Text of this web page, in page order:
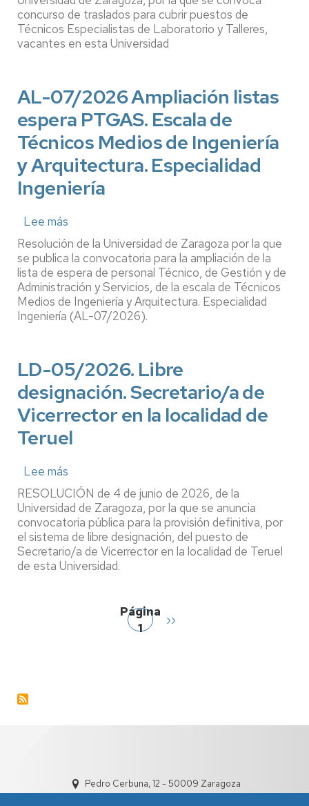
Concurso
de
traslados
de
Laboratorio
y
Talleres
concurso de traslados para cubrir puestos de
Técnicos Especialistas de Laboratorio y Talleres,
vacantes en esta Universidad
AL-07/2026 Ampliación listas
espera PTGAS. Escala de
Técnicos Medios de Ingeniería
y Arquitectura. Especialidad
Ingeniería
Lee más
AL-
07/2026
Ampliación
listas
espera
PTGAS.
Técnicos
Medios
de
Ingeniería
y
Ingeniería
Resolución de la Universidad de Zaragoza por la que
se publica la convocatoria para la ampliación de la
lista de espera de personal Técnico, de Gestión y de
Administración y Servicios, de la escala de Técnicos
Medios de Ingeniería y Arquitectura. Especialidad
Ingeniería (AL-07/2026).
LD-05/2026. Libre
designación. Secretario/a de
Vicerrector en la localidad de
Teruel
Lee más
LD-
05/2026.
Libre
designación.
Secretario/a
de
RESOLUCIÓN de 4 de junio de 2026, de la
Universidad de Zaragoza, por la que se anuncia
convocatoria pública para la provisión definitiva, por
el sistema de libre designación, del puesto de
Secretario/a de Vicerrector en la localidad de Teruel
de esta Universidad.
Página
1
Siguiente
››
Pedro Cerbuna, 12 - 50009 Zaragoza